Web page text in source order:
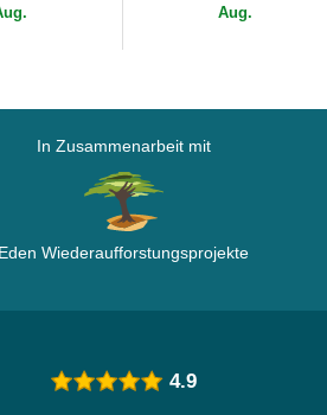
von...
Atlanta Braves MLB...
Aug.
In Zusammenarbeit mit
Eden Wiederaufforstungsprojekte
4.9